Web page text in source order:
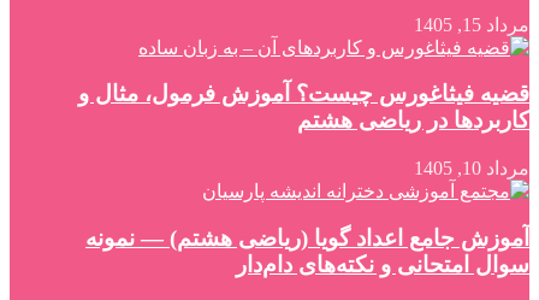
مرداد 15, 1405
قضیه فیثاغورس چیست؟ آموزش فرمول، مثال و
کاربردها در ریاضی هشتم
مرداد 10, 1405
آموزش جامع اعداد گویا (ریاضی هشتم) — نمونه
سوال امتحانی و نکته‌های دام‌دار